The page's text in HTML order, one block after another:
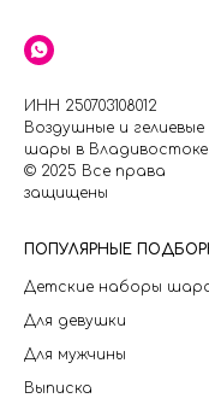
ИНН 250703108012
Воздушные и гелиевые
шары в Владивостоке
© 2025 Все права
защищены
ПОПУЛЯРНЫЕ
Детские наборы
Для девушки
Для мужчины
Выписка